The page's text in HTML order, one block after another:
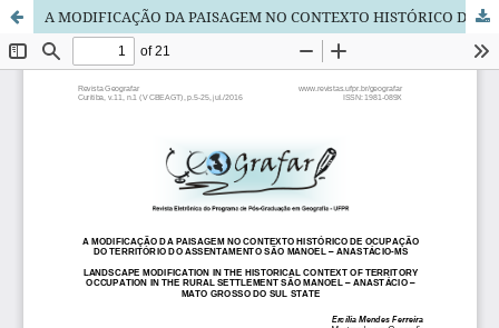
A MODIFICAÇÃO DA PAISAGEM NO CONTEXTO HISTÓRICO DE OCUPAÇÃO DO TERRITÓRIO DO ASSENTAMENTO SÃO MANOEL – ANASTÁCIO-MS